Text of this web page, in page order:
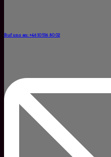
Ruf uns an: +46 10 516 80 02